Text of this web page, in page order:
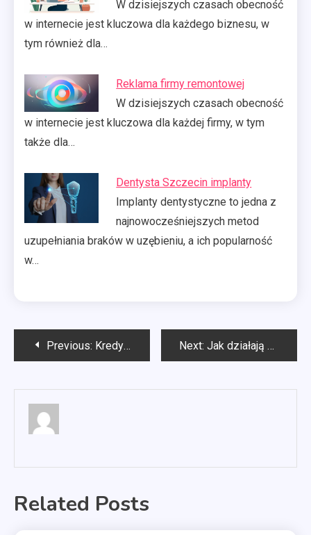
W dzisiejszych czasach obecność
w internecie jest kluczowa dla każdego biznesu, w
tym również dla…
Reklama firmy remontowej
W dzisiejszych czasach obecność
w internecie jest kluczowa dla każdej firmy, w tym
także dla…
Dentysta Szczecin implanty
Implanty dentystyczne to jedna z
najnowocześniejszych metod
uzupełniania braków w uzębieniu, a ich popularność
w…
Nawigacja
Previous: Kredyty hipoteczne gdzie najlepiej? Next: Jak działają kominki z płaszczem wodnym?
Related Posts